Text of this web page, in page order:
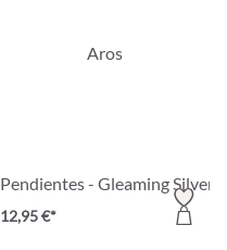
Aros
Pendientes - Gleaming Silver
12,95 €*